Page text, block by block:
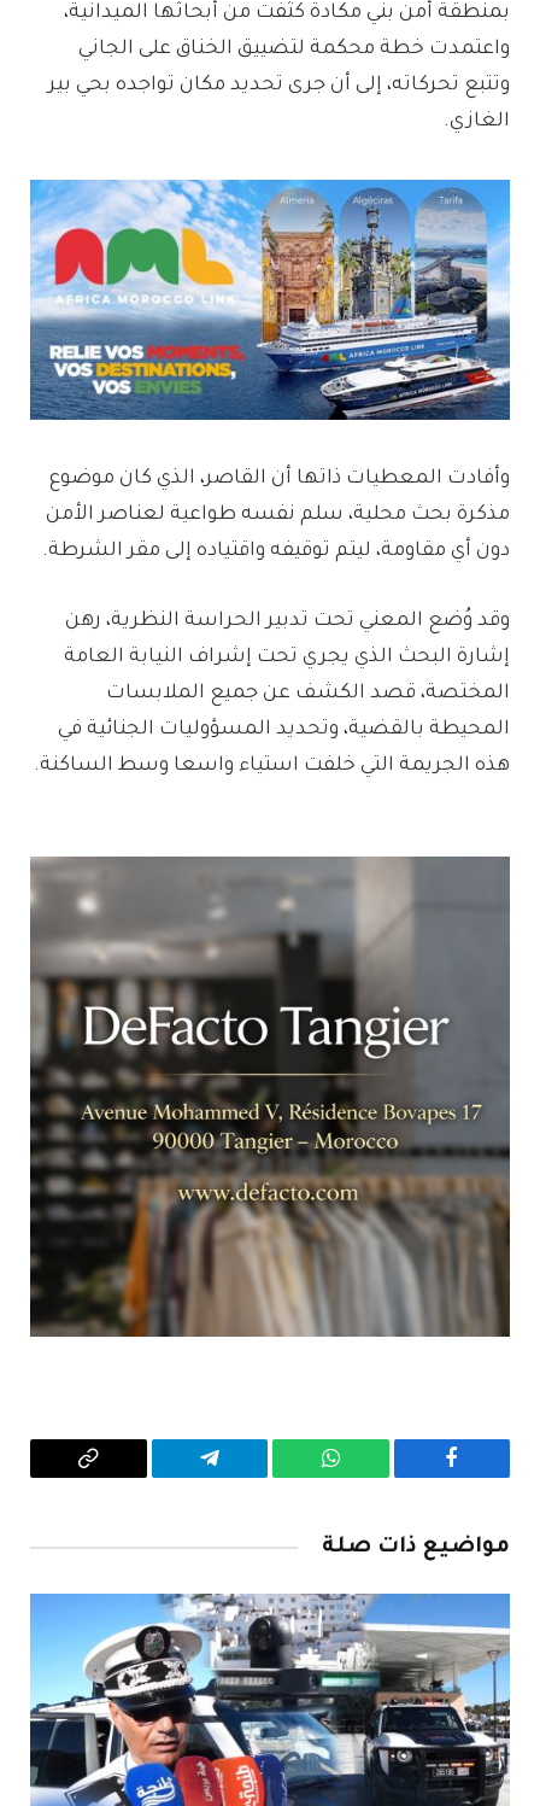
بمنطقة أمن بني مكادة كثفت من أبحاثها الميدانية،
واعتمدت خطة محكمة لتضييق الخناق على الجاني
وتتبع تحركاته، إلى أن جرى تحديد مكان تواجده بحي بير
الغازي.
وأفادت المعطيات ذاتها أن القاصر، الذي كان موضوع
مذكرة بحث محلية، سلم نفسه طواعية لعناصر الأمن
دون أي مقاومة، ليتم توقيفه واقتياده إلى مقر الشرطة.
وقد وُضع المعني تحت تدبير الحراسة النظرية، رهن
إشارة البحث الذي يجري تحت إشراف النيابة العامة
المختصة، قصد الكشف عن جميع الملابسات
المحيطة بالقضية، وتحديد المسؤوليات الجنائية في
هذه الجريمة التي خلفت استياء واسعا وسط الساكنة.
فيسبوك واتساب تيلقرام
Copy
مواضيع ذات صلة